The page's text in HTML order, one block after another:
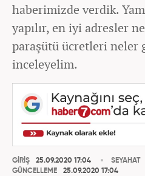
haberimizde verdik.
yapılır, en iyi adresler
paraşütü ücretleri neler
inceleyelim.
GİRİŞ
25.09.2020 17:04
GÜNCELLEME
25.09.2020 17:04
SEYAHAT